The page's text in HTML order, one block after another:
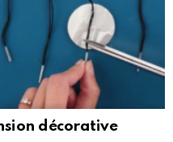
décorative